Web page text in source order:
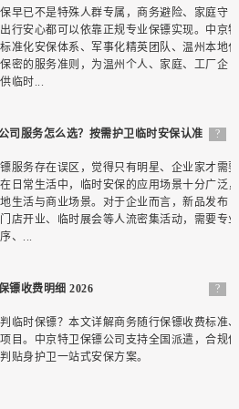
早已不是特殊人群专属，商务避险、家庭守
行安心都可以依靠正规专业保镖实现。中京特
标准化安保体系、军事化精英团队、温州本地化
密的服务准则，为温州个人、家庭、工厂企
临时...
?
司服务怎么选？按需护卫临时安保认准
服务存在误区，觉得只有明星、企业家才需要
日常生活中，临时安保的应用场景十分广泛，
生活与商业场景。对于企业而言，新品发布
店开业、临时展会等人流密集活动，需要专业
、...
?
镖收费明细 2026
临时保镖？本文详解商务随行保镖收费标准、
目。中京特卫保镖公司支持全国派遣，合规保
贴身护卫一站式安保方案。